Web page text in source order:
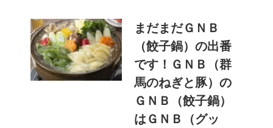
まだまだＧＮＢ
（餃子鍋）の出番
です！ＧＮＢ（群
馬のねぎと豚）の
ＧＮＢ（餃子鍋）
はＧＮＢ（グッ